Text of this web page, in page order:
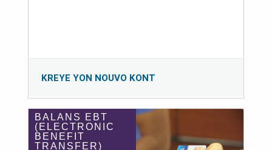
KREYE YON NOUVO KONT
BALANS EBT
(ELECTRONIC
BENEFIT
TRANSFER)